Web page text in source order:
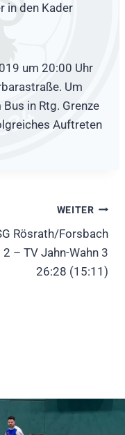
in den Kader
um 20:00 Uhr
Um
in Rtg. Grenze
Auftreten
WEITER
Rösrath/Forsbach
2 – TV Jahn-Wahn 3
26:28 (15:11)